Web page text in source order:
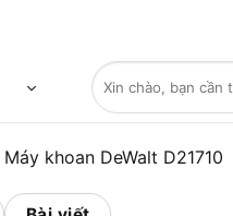
Tìm
kiếm:
Máy khoan DeWalt D21710